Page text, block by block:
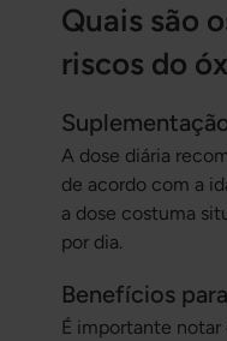
Quais são
riscos do
A dose diária
de acordo com a
a dose costuma
por dia.
Benefícios
É importante